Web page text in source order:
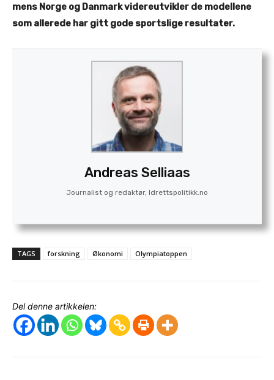
mens Norge og Danmark videreutvikler de modellene
som allerede har gitt gode sportslige resultater.
Andreas Selliaas
Journalist og redaktør, Idrettspolitikk.no
TAGS forskning Økonomi Olympiatoppen
Del denne artikkelen: